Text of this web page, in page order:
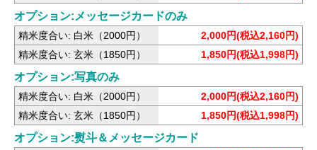
オプション:メッセージカードのみ
精米度合い: 白米（2000円）
2,000円(税込2,160円)
精米度合い: 玄米（1850円）
1,850円(税込1,998円)
オプション:写真のみ
精米度合い: 白米（2000円）
2,000円(税込2,160円)
精米度合い: 玄米（1850円）
1,850円(税込1,998円)
オプション:熨斗＆メッセージカード